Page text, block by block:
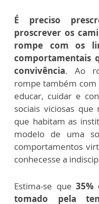
É preciso
proscrever os
rompe com os
comportamentais
convivência. Ao
rompe também com
educar, cuidar e
sociais viciosas
que habitam as
modelo de uma
comportamentos
conhecesse a
Estima-se que35%
tomado pela